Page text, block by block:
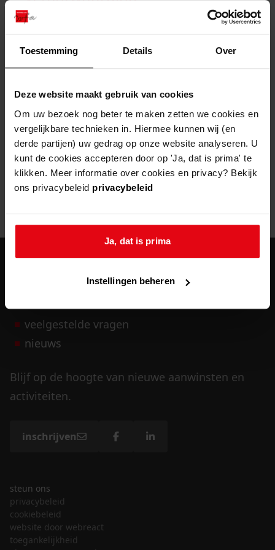
Toestemming Details Over
Deze website maakt gebruik van cookies
Om uw bezoek nog beter te maken zetten we cookies en
vergelijkbare technieken in. Hiermee kunnen wij (en
derde partijen) uw gedrag op onze website analyseren. U
kunt de cookies accepteren door op 'Ja, dat is prima' te
klikken. Meer informatie over cookies en privacy? Bekijk
ons privacybeleid privacybeleid
Ja, dat is prima
Instellingen beheren
bouwvergunningen
omgevingsvergunningen
vergunningen
uitleg nodig?
Wij helpen u op weg met een aantal zoektips.
bekijk alle zoektips
Wij helpen u op weg met een aantal zoektips.
bekijk alle zoektips
bekijk ons geschiedenislokaal
advisering en toezicht
beleidsplan
gemeenschappelijke regeling
publiek jaarverslag
steun het archief
U kunt ook Vriend worden en het Westfries
Archief steunen.
meer weten
zoektips
Door een fout tijdens het verwerken van deze pagina is het niet
404- Not Found
Mogelijk kunt u deze pagina niet bezoeken door:
een verouderde bladwijzer/favoriet
veelgestelde vragen
nieuws
Blijf op de hoogte van nieuwe aanwinsten en
activiteiten.
inschrijven
steun ons
privacybeleid
cookiebeleid
website door webreact
toegankelijkheid